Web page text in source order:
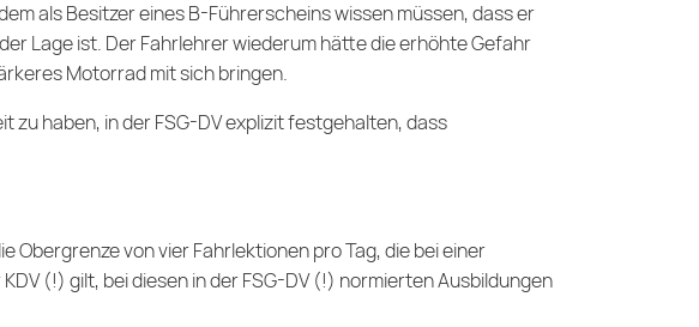
als Besitzer eines B-Führerscheins wissen müssen, dass er
Lage ist. Der Fahrlehrer wiederum hätte die erhöhte Gefahr
Motorrad mit sich bringen.
zu haben, in der FSG-DV explizit festgehalten, dass
Obergrenze von vier Fahrlektionen pro Tag, die bei einer
(!) gilt, bei diesen in der FSG-DV (!) normierten Ausbildungen